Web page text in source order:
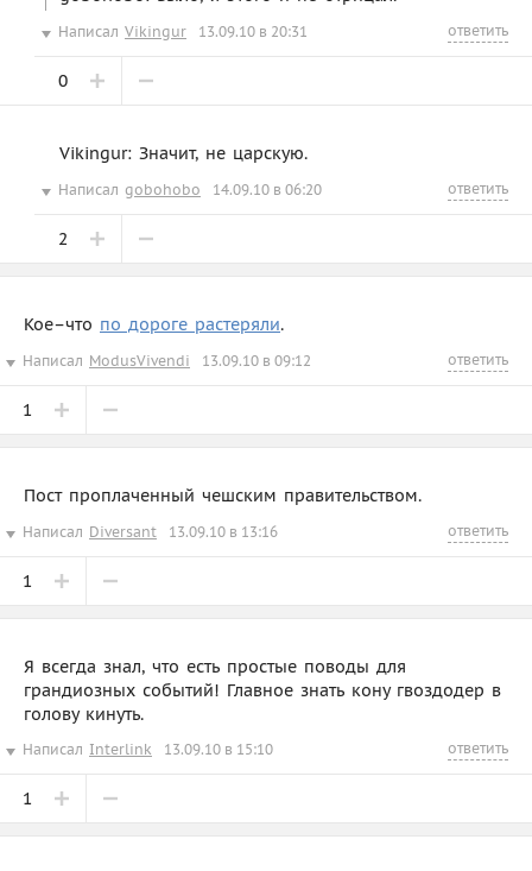
Написал Vikingur 13.09.10 в 20:31 ответить
0
Vikingur: Значит, не царскую.
Написал gobohobo 14.09.10 в 06:20 ответить
2
Кое–что по дороге растеряли.
Написал ModusVivendi 13.09.10 в 09:12 ответить
1
Пост проплаченный чешским правительством.
Написал Diversant 13.09.10 в 13:16 ответить
1
Я всегда знал, что есть простые поводы для
грандиозных событий! Главное знать кону гвоздодер в
голову кинуть.
Написал Interlink 13.09.10 в 15:10 ответить
1